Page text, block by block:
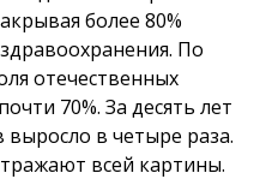
более 80%
По
отечественных
70%. За десять лет
выросло в четыре раза.
всей картины.